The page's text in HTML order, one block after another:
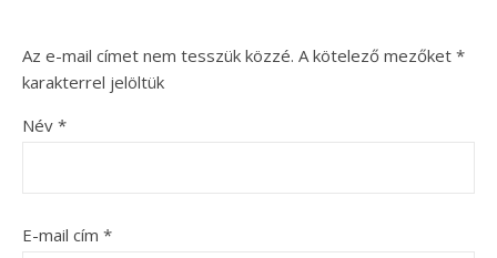
Az e-mail címet nem tesszük közzé. A kötelező mezőket *
karakterrel jelöltük
Név *
E-mail cím *